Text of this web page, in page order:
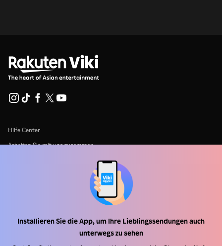
Installieren Sie die App, um Ihre Lieblingssendungen auch
unterwegs zu sehen
Hilfe Center
Arbeiten Sie mit uns zusammen
Datenschutzrichtlinie